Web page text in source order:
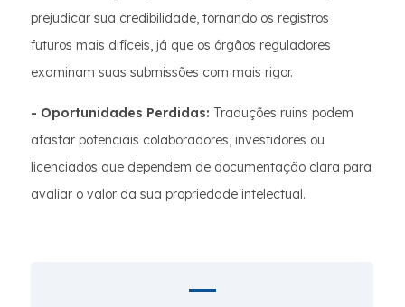
prejudicar sua credibilidade, tornando os registros
futuros mais difíceis, já que os órgãos reguladores
examinam suas submissões com mais rigor.
- Oportunidades Perdidas: Traduções ruins podem
afastar potenciais colaboradores, investidores ou
licenciados que dependem de documentação clara para
avaliar o valor da sua propriedade intelectual.